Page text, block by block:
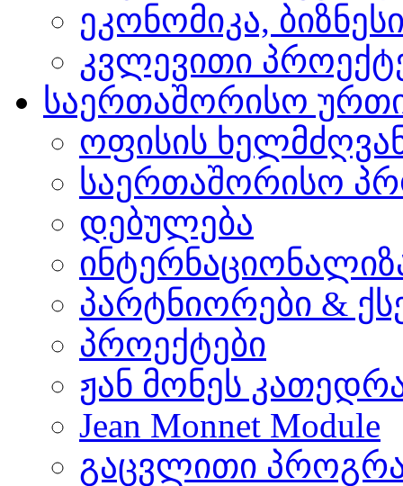
ეკონომიკა,
კვლევითი
საერთაშორისო
ოფისის
საერთაშორისო
დებულება
პარტნიორები &
პროექტები
ჟან მონეს
Jean Monnet Module
გაცვლითი